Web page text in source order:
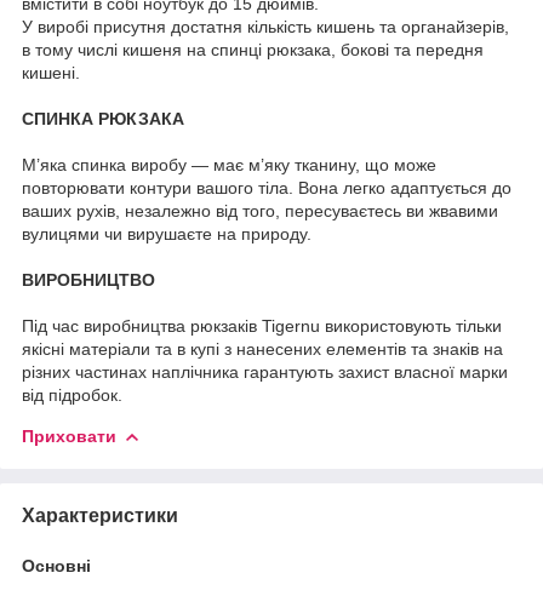
У виробі присутня достатня кількість кишень та органайзерів,
в тому числі кишеня на спинці рюкзака, бокові та передня
кишені.
СПИНКА РЮКЗАКА
М’яка спинка виробу — має м’яку тканину, що може
повторювати контури вашого тіла. Вона легко адаптується до
ваших рухів, незалежно від того, пересуваєтесь ви жвавими
вулицями чи вирушаєте на природу.
ВИРОБНИЦТВО
Під час виробництва рюкзаків Tigernu використовують тільки
якісні матеріали та в купі з нанесених елементів та знаків на
різних частинах наплічника гарантують захист власної марки
від підробок.
Приховати
Характеристики
Основні